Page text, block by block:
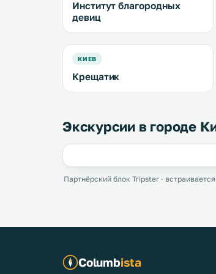
Институт благородных
девиц
КИЕВ
Крещатик
Экскурсии в городе
Партнёрский блок Tripster ·
Columbista